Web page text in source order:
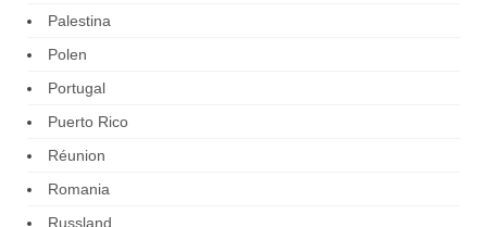
Palestina
Polen
Portugal
Puerto Rico
Réunion
Romania
Russland